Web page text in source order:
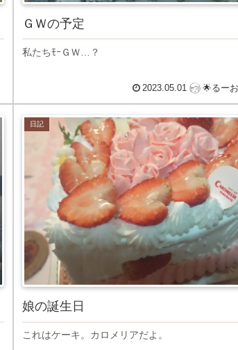
ＧＷの予定
私たちﾓｰＧＷ…？
2023.05.01 🌟るー
日記
娘の誕生日
これはケーキ。カロメリアだよ。